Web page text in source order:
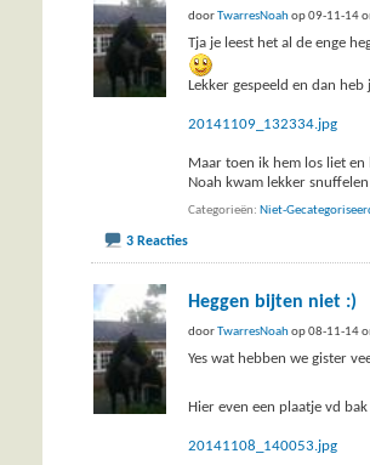
doorTwarresNoahop 09-11-14
Tja je leest het al de enge
Lekker gespeeld en dan
20141109_132334.jpg
Maar toen ik hem los liet
Noah kwam lekker
Categorieën Niet-
3 Reacties
Heggen bijten niet :)
doorTwarresNoahop 08-11-14
Yes wat hebben we gister
Hier even een plaatje vd bak
20141108_140053.jpg